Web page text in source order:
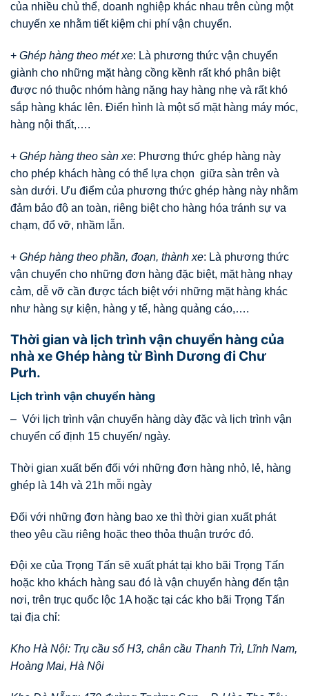
của nhiều chủ thể, doanh nghiệp khác nhau trên cùng một
chuyến xe nhằm tiết kiệm chi phí vận chuyển.
+ Ghép hàng theo mét xe: Là phương thức vận chuyển
giành cho những mặt hàng cồng kềnh rất khó phân biệt
được nó thuộc nhóm hàng nặng hay hàng nhẹ và rất khó
sắp hàng khác lên. Điển hình là một số mặt hàng máy móc,
hàng nội thất,….
+ Ghép hàng theo sàn xe: Phương thức ghép hàng này
cho phép khách hàng có thể lựa chọn giữa sàn trên và
sàn dưới. Ưu điểm của phương thức ghép hàng này nhằm
đảm bảo độ an toàn, riêng biệt cho hàng hóa tránh sự va
chạm, đổ vỡ, nhầm lẫn.
+ Ghép hàng theo phần, đoạn, thành xe: Là phương thức
vận chuyển cho những đơn hàng đặc biệt, mặt hàng nhạy
cảm, dễ vỡ cần được tách biệt với những mặt hàng khác
như hàng sự kiện, hàng y tế, hàng quảng cáo,….
Thời gian và lịch trình vận chuyển hàng của
nhà xe Ghép hàng từ Bình Dương đi Chư
Pưh.
Lịch trình vận chuyển hàng
– Với lịch trình vận chuyển hàng dày đặc và lịch trình vận
chuyển cố định 15 chuyến/ ngày.
Thời gian xuất bến đối với những đơn hàng nhỏ, lẻ, hàng
ghép là 14h và 21h mỗi ngày
Đối với những đơn hàng bao xe thì thời gian xuất phát
theo yêu cầu riêng hoặc theo thỏa thuận trước đó.
Đội xe của Trọng Tấn sẽ xuất phát tại kho bãi Trọng Tấn
hoặc kho khách hàng sau đó là vận chuyển hàng đến tận
nơi, trên trục quốc lộc 1A hoặc tại các kho bãi Trọng Tấn
tại địa chỉ:
Kho Hà Nội: Trụ cầu số H3, chân cầu Thanh Trì, Lĩnh Nam,
Hoàng Mai, Hà Nội